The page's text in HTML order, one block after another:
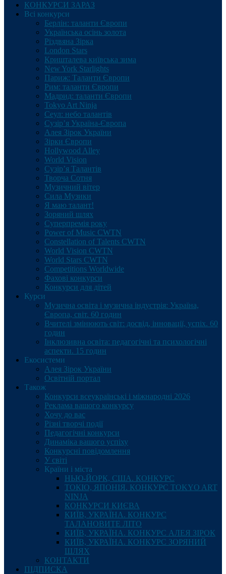
КОНКУРСИ ЗАРАЗ
Всі конкурси
Берлін: таланти Європи
Українська осінь золота
Різдвяна Зірка
London Stars
Кришталева київська зима
New York Starlights
Париж: Таланти Європи
Рим: таланти Європи
Мадрид: таланти Європи
Tokyo Art Ninja
Сеул: небо талантів
Сузір’я Україна-Європа
Алея Зірок України
Зірки Європи
Hollywood Alley
World Vision
Сузір’я Талантів
Творча Сотня
Музичний вітер
Сила Музики
Я маю талант!
Зоряний шлях
Суперпремія року
Power of Music CWTN
Constellation of Talents CWTN
World Vision CWTN
World Stars CWTN
Competitions Worldwide
Фахові конкурси
Конкурси для дітей
Курси
Музична освіта і музична індустрія: Україна,
Європа, світ. 60 годин
Вчителі змінюють світ: досвід, інновації, успіх. 60
годин
Інклюзивна освіта: педагогічні та психологічні
аспекти. 15 годин
Екосистеми
Алея Зірок України
Освітній портал
Також
Конкурси всеукраїнські і міжнародні 2026
Реклама вашого конкурсу
Хочу до вас
Різні творчі події
Педагогічні конкурси
Динаміка вашого успіху
Конкурсні повідомлення
У світі
Країни і міста
НЬЮ-ЙОРК, США. КОНКУРС
ТОКІО, ЯПОНІЯ. КОНКУРС TOKYO ART
NINJA
КОНКУРСИ КИЄВА
КИЇВ, УКРАЇНА. КОНКУРС
ТАЛАНОВИТЕ ЛІТО
КИЇВ, УКРАЇНА. КОНКУРС АЛЕЯ ЗІРОК
КИЇВ, УКРАЇНА. КОНКУРС ЗОРЯНИЙ
ШЛЯХ
КОНТАКТИ
ПІДПИСКА